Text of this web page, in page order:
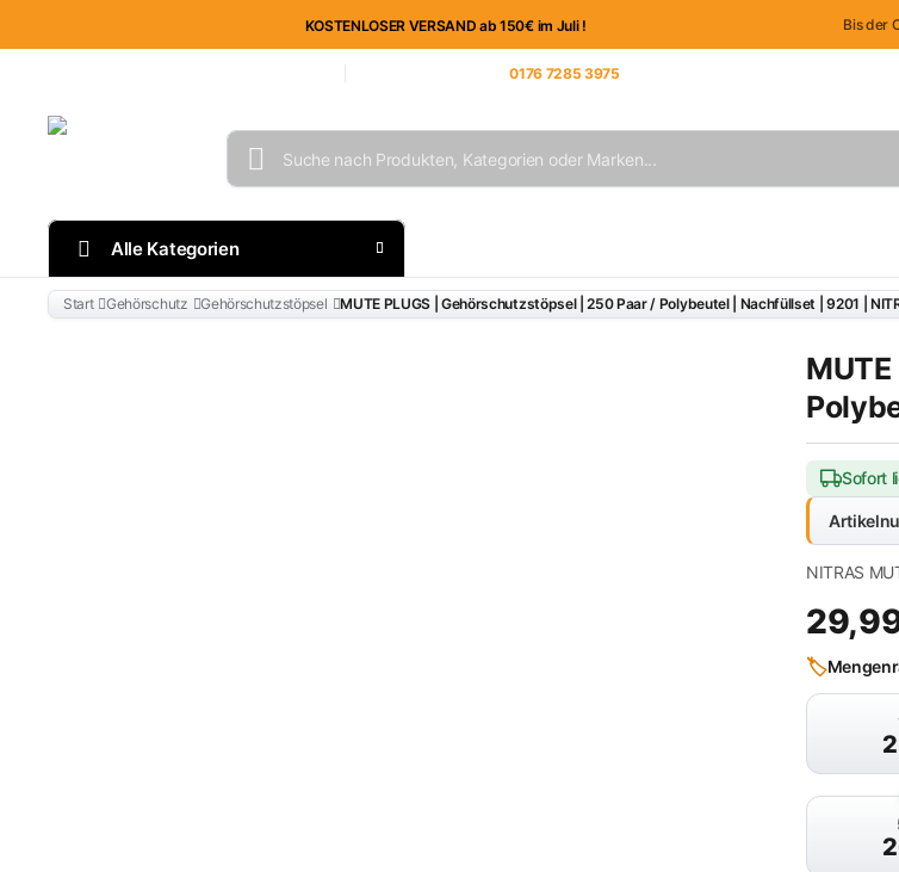
KOSTENLOSER VERSAND ab 150€ im Juli ! Bis der
Unsere Kundenhotline:0176 7285 3975
Alle Kategorien
Start Gehörschutz Gehörschutzstöpsel MUTE PLUGS | Gehörschutzstöpsel | 250 Paar / Polybeutel | Nachfüllset | 9201 |
Sofort
NITRAS
🏷️